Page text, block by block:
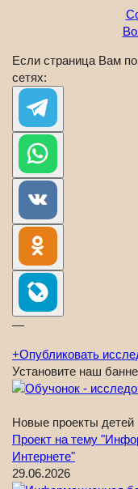
Если страница Вам
сетях:
—
+Опубликовать
Установите наш
Новые проекты детей
Проект на тему
Интернете"
29.06.2026